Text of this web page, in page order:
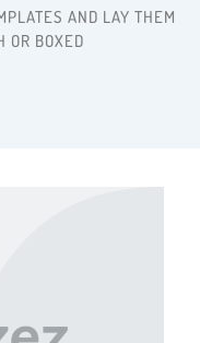
AND LAY THEM
BOXED